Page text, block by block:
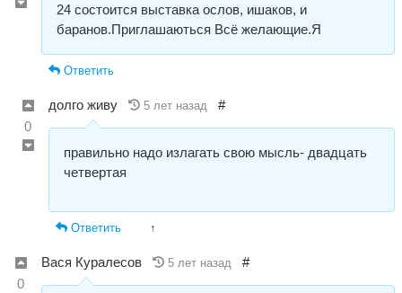
24 состоится выставка ослов, ишаков, и
баранов.Приглашаються Всё желающие.Я
Ответить
0
долго живу 5 лет назад #
правильно надо излагать свою мысль- двадцать
четвертая
Ответить ↑
0
Вася Куралесов 5 лет назад #